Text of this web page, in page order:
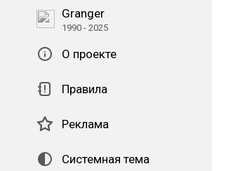
Granger
1990 - 2025
О проекте
Правила
Реклама
Системная тема